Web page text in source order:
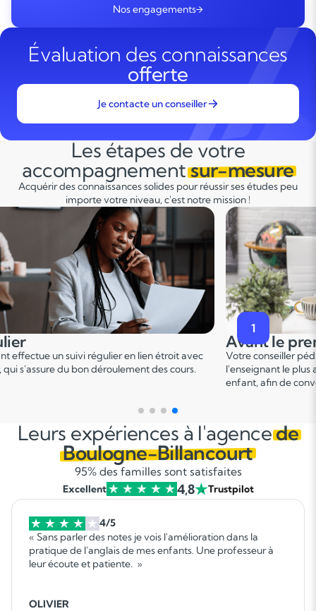
Nos engagements
Évaluation des connaissances
offerte
Je contacte un conseiller
Les étapes de votre
accompagnementsur-mesure
Acquérir des connaissances solides pour réussir ses études peu
importe votre niveau, c'est notre mission !
cours
pédagogique vous met en relation avec
adapté en fonction du profil de votre
2
Pendant le
Ce 1er cours permet
points forts et de
sur le programme.
Leurs expériences à l'agencede
Boulogne-Billancourt
95% des familles sont satisfaites
Excellent 4,8 Trustpilot
4/5
« Sans parler des notes je vois l'amélioration dans la
pratique de l'anglais de mes enfants. Une professeur à
leur écoute et patiente. »
OLIVIER